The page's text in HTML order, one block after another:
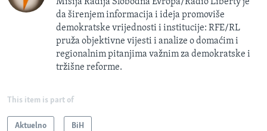
da širenjem informacija i ideja promoviše
demokratske vrijednosti i institucije: RFE/RL
pruža objektivne vijesti i analize o domaćim i
regionalnim pitanjima važnim za demokratske i
tržišne reforme.
This item is part of
Aktuelno BiH